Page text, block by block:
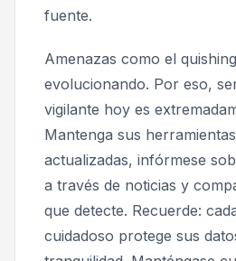
fuente.
Amenazas como el
evolucionando. Por eso,
vigilante hoy es
Mantenga sus
actualizadas, infórmese
a través de noticias y
que detecte. Recuerde:
cuidadoso protege sus